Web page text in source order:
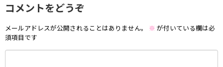
コメントをどうぞ
メールアドレスが公開されることはありません。 ※ が付いている欄は必
須項目です